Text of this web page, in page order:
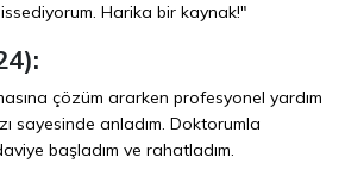
Harika bir kaynak!"
çözüm ararken profesyonel yardım
sayesinde anladım. Doktorumla
başladım ve rahatladım.